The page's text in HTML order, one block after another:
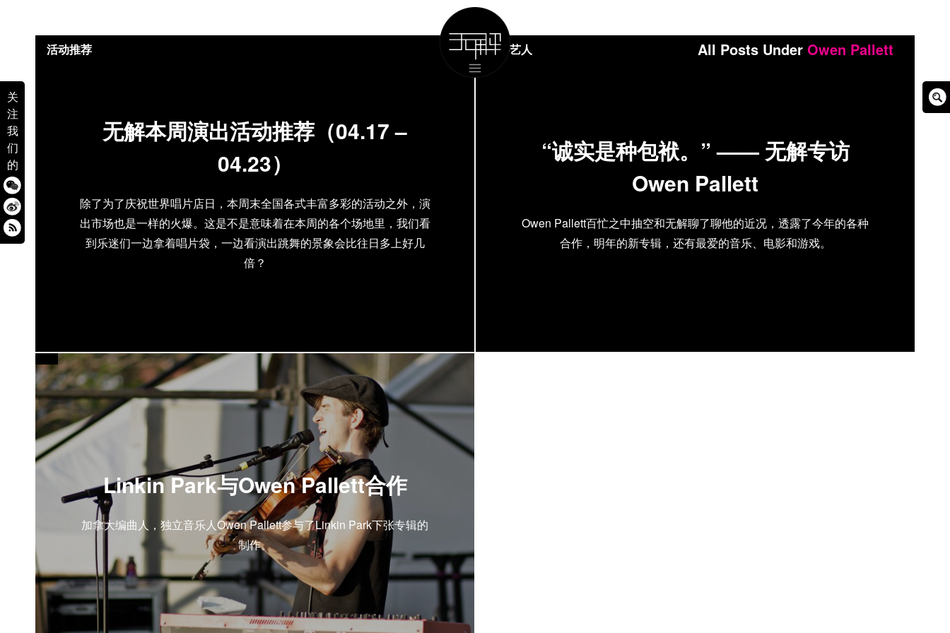
关
注
我
们
的
All Posts Under Owen Pallett
无解本周演出活动推荐（04.17 –
04.23）
除了为了庆祝世界唱片店日，本周末全国各式丰富多彩的活动之外，演
出市场也是一样的火爆。这是不是意味着在本周的各个场地里，我们看
到乐迷们一边拿着唱片袋，一边看演出跳舞的景象会比往日多上好几
倍？
活动推荐
“诚实是种包袱。” —— 无解专访
Owen Pallett
Owen Pallett百忙之中抽空和无解聊了聊他的近况，透露了今年的各种
合作，明年的新专辑，还有最爱的音乐、电影和游戏。
国外艺人
Linkin Park与Owen Pallett合作
加拿大编曲人，独立音乐人Owen Pallett参与了Linkin Park下张专辑的
制作。